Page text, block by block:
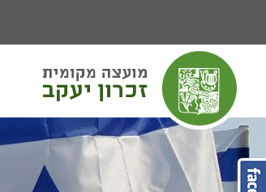
הגדל גודל פונט
הקטן גודל פונט
מצב ניגודיות גבוהה
מצב ניגודיות נמוכה
הצג קישורים
הצהרת נגישות